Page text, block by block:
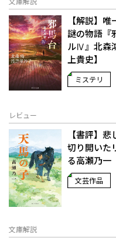
【解説】
謎の物語――
ルⅣ』北森
上貴史】
ミステリ
レビュー
【書評】
切り開いた
る――高瀬乃
文芸作品
文庫解説